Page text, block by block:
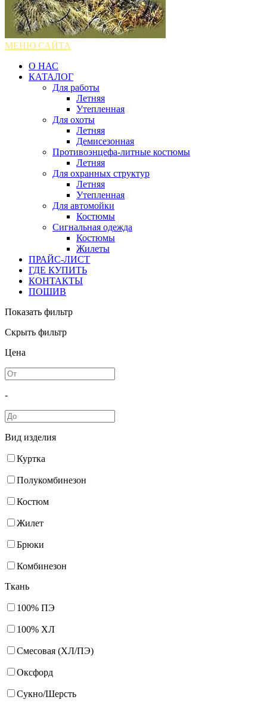
МЕНЮ САЙТА
О НАС
КАТАЛОГ
Для работы
Летняя
Утепленная
Для охоты
Летняя
Демисезонная
Противоэнцефа-литные костюмы
Летняя
Для охранных структур
Летняя
Утепленная
Для автомойки
Костюмы
Сигнальная одежда
Костюмы
Жилеты
ПРАЙС-ЛИСТ
ГДЕ КУПИТЬ
КОНТАКТЫ
ПОШИВ
Показать фильтр
Скрыть фильтр
Цена
-
Вид изделия
Куртка
Полукомбинезон
Костюм
Жилет
Брюки
Комбинезон
Ткань
100% ПЭ
100% ХЛ
Смесовая (ХЛ/ПЭ)
Оксфорд
Сукно/Шерсть